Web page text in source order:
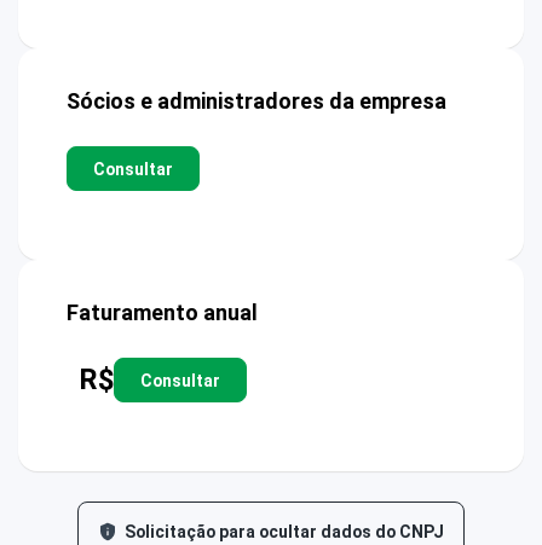
Sócios e administradores da empresa
Consultar
Faturamento anual
R$ Consultar
Solicitação para ocultar dados do CNPJ